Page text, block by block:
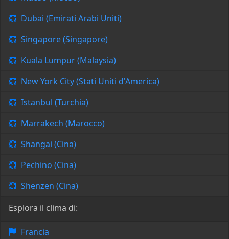
Dubai (Emirati Arabi Uniti)
Singapore (Singapore)
Kuala Lumpur (Malaysia)
New York City (Stati Uniti d'America)
Istanbul (Turchia)
Marrakech (Marocco)
Shangai (Cina)
Pechino (Cina)
Shenzen (Cina)
Esplora il clima di:
Francia